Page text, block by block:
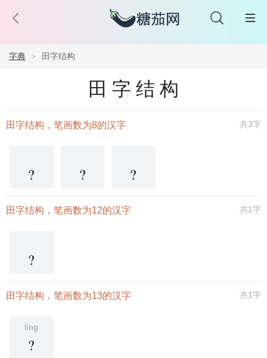
字典 田字结构
田字结构
共3字
田字结构，笔画数为8的汉字
? ? ?
共1字
田字结构，笔画数为12的汉字
?
共1字
田字结构，笔画数为13的汉字
líng
?